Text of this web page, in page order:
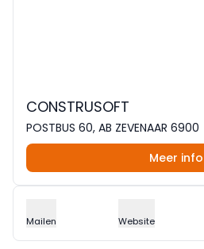
CONSTRUSOFT
POSTBUS 60, AB ZEVENAAR 6900
Meer info
Mailen Website